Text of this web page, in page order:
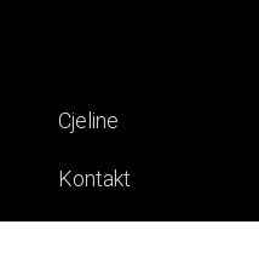
Cjeline
Kontakt